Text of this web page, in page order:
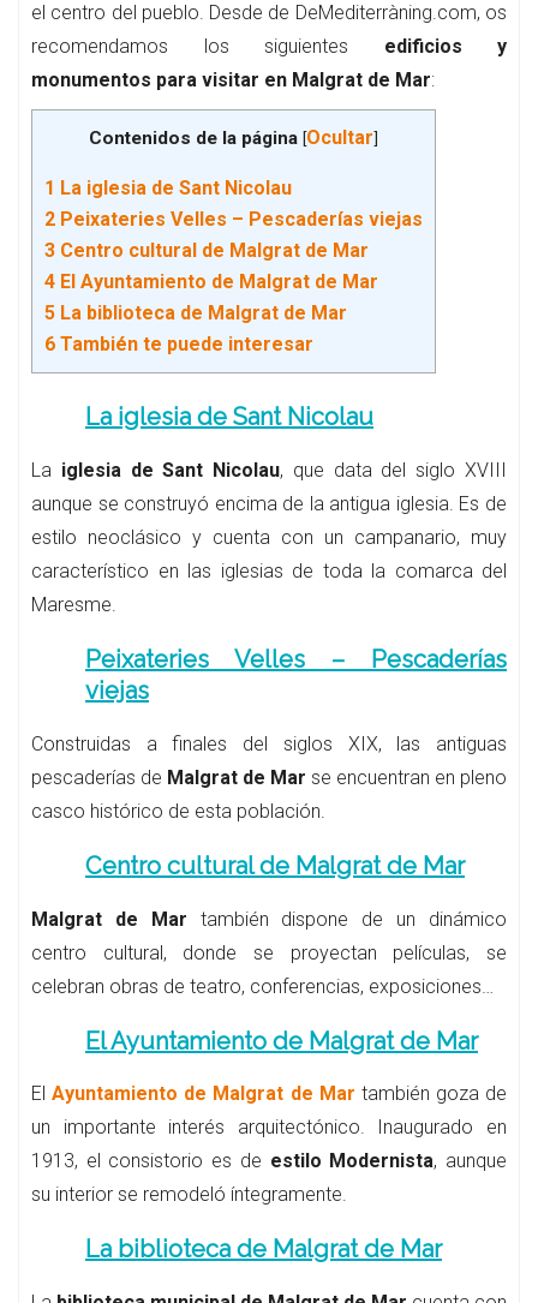
el centro del pueblo. Desde de DeMediterràning.com, os
recomendamos los siguientes edificios y
monumentos para visitar en Malgrat de Mar:
Contenidos de la página [Ocultar]
1 La iglesia de Sant Nicolau
2 Peixateries Velles – Pescaderías viejas
3 Centro cultural de Malgrat de Mar
4 El Ayuntamiento de Malgrat de Mar
5 La biblioteca de Malgrat de Mar
6 También te puede interesar
La iglesia de Sant Nicolau
La iglesia de Sant Nicolau, que data del siglo XVIII
aunque se construyó encima de la antigua iglesia. Es de
estilo neoclásico y cuenta con un campanario, muy
característico en las iglesias de toda la comarca del
Maresme.
Peixateries Velles – Pescaderías
viejas
Construidas a finales del siglos XIX, las antiguas
pescaderías de Malgrat de Mar se encuentran en pleno
casco histórico de esta población.
Centro cultural de Malgrat de Mar
Malgrat de Mar también dispone de un dinámico
centro cultural, donde se proyectan películas, se
celebran obras de teatro, conferencias, exposiciones…
El Ayuntamiento de Malgrat de Mar
ElAyuntamiento de Malgrat de Mar también goza de
un importante interés arquitectónico. Inaugurado en
1913, el consistorio es de estilo Modernista, aunque
su interior se remodeló íntegramente.
La biblioteca de Malgrat de Mar